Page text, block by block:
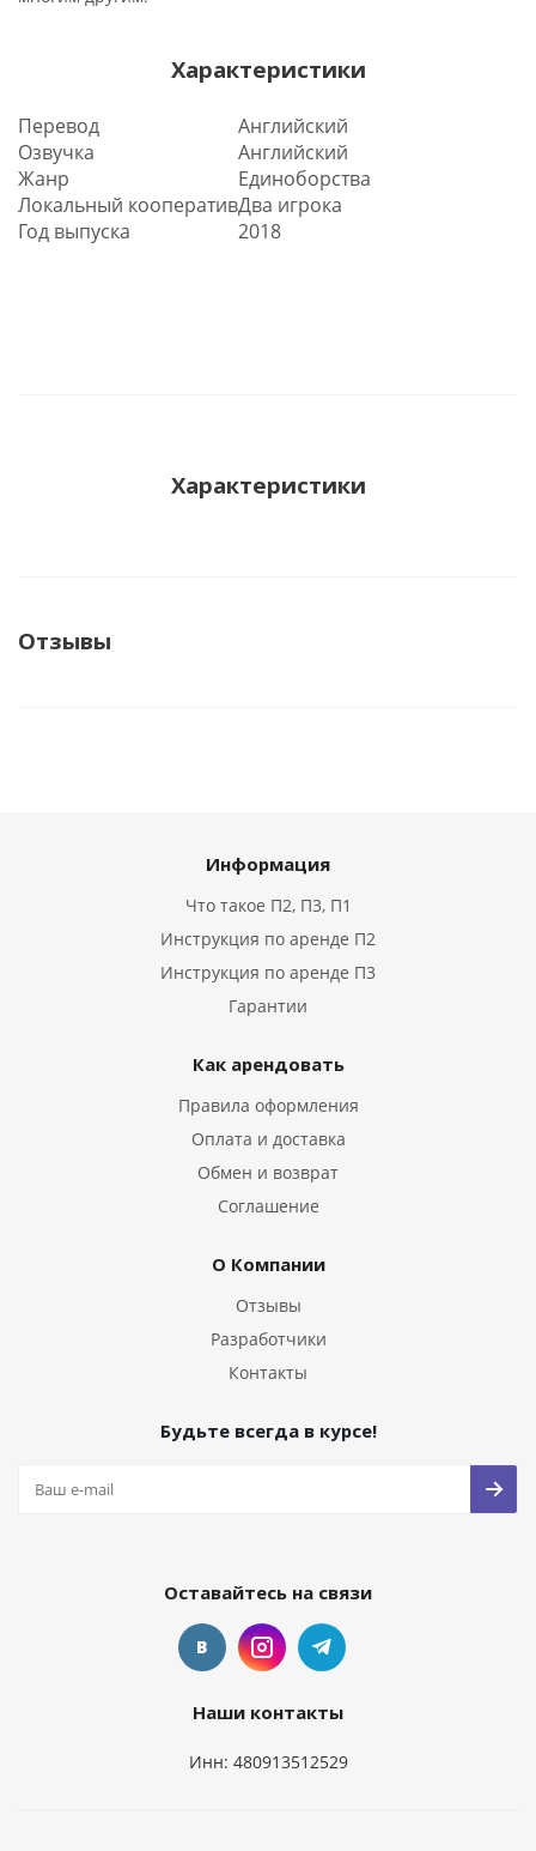
Характеристики
Перевод
Английский
Озвучка
Английский
Жанр
Единоборства
Локальный кооперативДва игрока
Год выпуска
2018
Характеристики
Отзывы
Информация
Что такое П2, П3, П1
Инструкция по аренде П2
Инструкция по аренде П3
Гарантии
Как арендовать
Правила оформления
Оплата и доставка
Обмен и возврат
Соглашение
О Компании
Отзывы
Разработчики
Контакты
Будьте всегда в курсе!
Оставайтесь на связи
Наши контакты
Инн: 480913512529